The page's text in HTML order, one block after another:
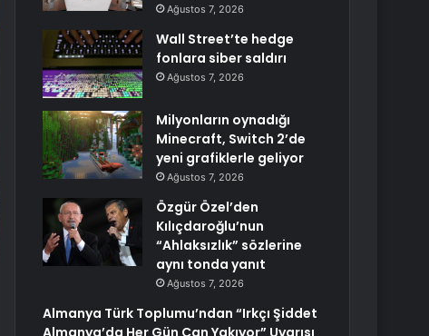
Ağustos 7, 2026
Wall Street’te hedge
fonlara siber saldırı
Ağustos 7, 2026
Milyonların oynadığı
Minecraft, Switch 2’de
yeni grafiklerle geliyor
Ağustos 7, 2026
Özgür Özel’den
Kılıçdaroğlu’nun
“Ahlaksızlık” sözlerine
aynı tonda yanıt
Ağustos 7, 2026
Almanya Türk Toplumu’ndan “Irkçı Şiddet
Almanya’da Her Gün Can Yakıyor” Uyarısı